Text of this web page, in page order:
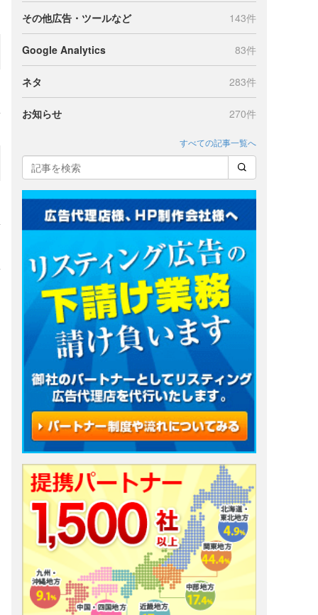
その他広告・ツールなど 143件
Google Analytics 83件
ネタ 283件
お知らせ 270件
すべての記事一覧へ